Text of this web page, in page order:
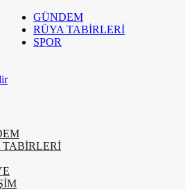
GÜNDEM
RÜYA TABİRLERİ
SPOR
TABİRLERİ